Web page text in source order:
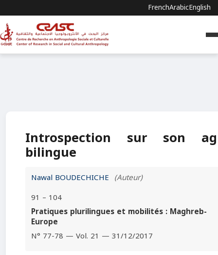
FrenchArabicEnglish
Introspection sur son
bilingue
Nawal BOUDECHICHE (Auteur)
91 – 104
Pratiques plurilingues et mobilités : Maghreb-
Europe
N° 77-78 — Vol. 21 — 31/12/2017